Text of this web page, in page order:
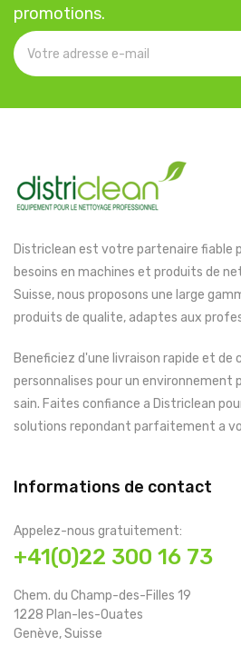
promotions.
Districlean est votre partenaire fiable
besoins en machines et produits de
Suisse, nous proposons une large
produits de qualite, adaptes aux
Beneficiez d'une livraison rapide et de
personnalises pour un environnement
sain. Faites confiance a Districlean
solutions repondant parfaitement a
Informations de contact
Appelez-nous gratuitement:
+41(0)22 300 16 73
Chem. du Champ-des-Filles 19
1228 Plan-les-Ouates
Genève, Suisse